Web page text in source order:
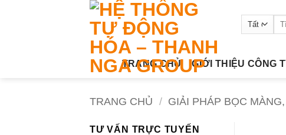
Tìm
TRANG CHỦ GIỚI THIỆU CÔNG
TRANG CHỦ / GIẢI PHÁP BỌC
TƯ VẤN TRỰC TUYẾN